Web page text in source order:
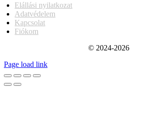
Elállási nyilatkozat
Adatvédelem
Kapcsolat
Fiókom
© 2024-2026
Page load link